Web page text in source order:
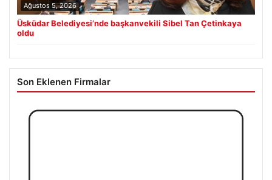
Ağustos 5, 2026
Üsküdar Belediyesi’nde başkanvekili Sibel Tan Çetinkaya
oldu
Son Eklenen Firmalar